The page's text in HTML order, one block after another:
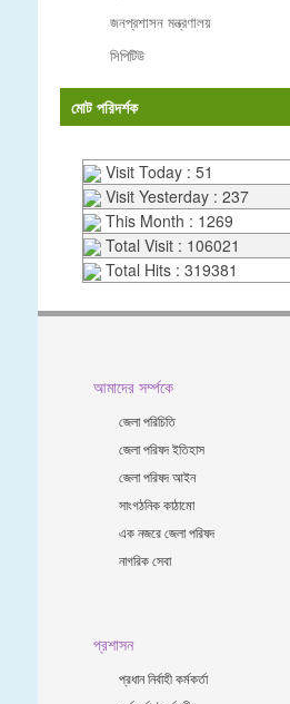
জনপ্রশাসন মন্ত্রণালয়
সিপিটিউ
মোট পরিদর্শক
Visit Today : 51
Visit Yesterday : 237
This Month : 1269
Total Visit : 106021
Total Hits : 319381
আমাদের সর্ম্পকে
জেলা পরিচিতি
জেলা পরিষদ ইতিহাস
জেলা পরিষদ আইন
সাংগঠনিক কাঠামো
এক নজরে জেলা পরিষদ
নাগরিক সেবা
প্রশাসন
প্রধান নির্বাহী কর্মকর্তা